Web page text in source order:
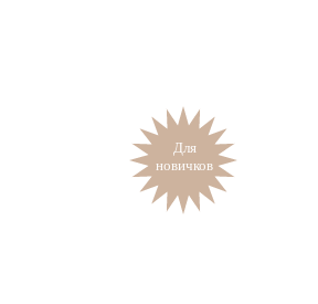
Для
новичков